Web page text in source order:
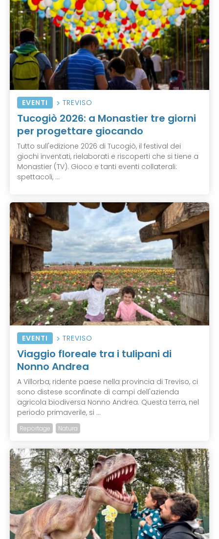
EVENTI TREVISO
Tucogiò 2026: a Monastier tre giorni
per progettare giocando
Tutto sull'edizione 2026 di Tucogiò, il festival dei
giochi inventati, rielaborati e riscoperti che si tiene a
Monastier (TV). Gioco e tanti eventi collaterali:
spettacoli, ...
EVENTI TREVISO
Viaggio floreale tra i tulipani di
Nonno Andrea
A Villorba, ridente paese nella provincia di Treviso, ci
sono distese sconfinate di campi dell'azienda
agricola biodiversa Nonno Andrea. Questa terra, nel
periodo primaverile, si ...
Reportage Natura